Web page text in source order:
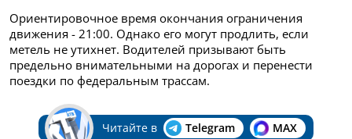
Ориентировочное время окончания ограничения
движения - 21:00. Однако его могут продлить, если
метель не утихнет. Водителей призывают быть
предельно внимательными на дорогах и перенести
поездки по федеральным трассам.
Читайте в Telegram MAX